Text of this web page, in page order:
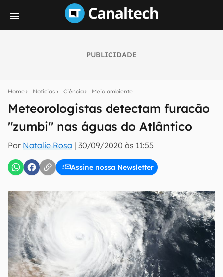
PUBLICIDADE
Home Notícias Ciência Meio ambiente
Meteorologistas detectam furacão
"zumbi" nas águas do Atlântico
Por Natalie Rosa | 30/09/2020 às 11:55
Assine nossa Newsletter
notícias e reviews sobre tecnologia em primeira
mão.
E-mail
inscreva-se
Confirmo que li, aceito e concordo com os Termos de
Uso e Política de Privacidade do Canaltech.